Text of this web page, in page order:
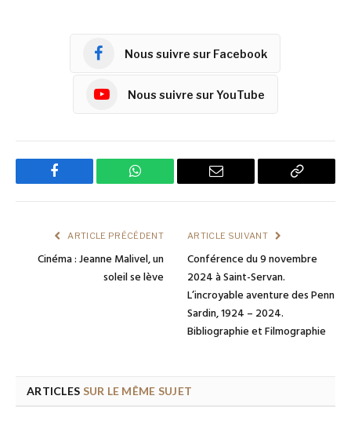
Nous suivre sur Facebook
Nous suivre sur YouTube
Facebook WhatsApp Email
Copy
ARTICLE PRÉCÉDENT
Cinéma : Jeanne Malivel, un
soleil se lève
ARTICLE SUIVANT
Conférence du 9 novembre
2024 à Saint-Servan.
L’incroyable aventure des Penn
Sardin, 1924 – 2024.
Bibliographie et Filmographie
ARTICLES SUR LE MÊME SUJET